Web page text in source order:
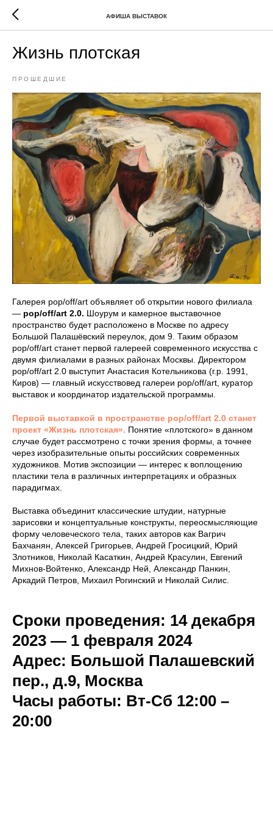
АФИША ВЫСТАВОК
Жизнь плотская
ПРОШЕДШИЕ
Галерея pop/off/art объявляет об открытии нового филиала
— pop/off/art 2.0. Шоурум и камерное выставочное
пространство будет расположено в Москве по адресу
Большой Палашёвский переулок, дом 9. Таким образом
pop/off/art станет первой галереей современного искусства с
двумя филиалами в разных районах Москвы. Директором
pop/off/art 2.0 выступит Анастасия Котельникова (г.р. 1991,
Киров) — главный искусствовед галереи pop/off/art, куратор
выставок и координатор издательской программы.
Первой выставкой в пространстве pop/off/art 2.0 станет
проект «Жизнь плотская». Понятие «плотского» в данном
случае будет рассмотрено с точки зрения формы, а точнее
через изобразительные опыты российских современных
художников. Мотив экспозиции — интерес к воплощению
пластики тела в различных интерпретациях и образных
парадигмах.
Выставка объединит классические штудии, натурные
зарисовки и концептуальные конструкты, переосмысляющие
форму человеческого тела, таких авторов как Вагрич
Бахчанян, Алексей Григорьев, Андрей Гросицкий, Юрий
Злотников, Николай Касаткин, Андрей Красулин, Евгений
Михнов-Войтенко, Александр Ней, Александр Панкин,
Аркадий Петров, Михаил Рогинский и Николай Силис.
Сроки проведения: 14 декабря
2023 — 1 февраля 2024
Адрес: Большой Палашевский
пер., д.9, Москва
Часы работы: Вт-Сб 12:00 –
20:00